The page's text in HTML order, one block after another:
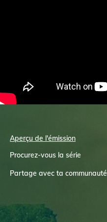
Aperçu de l'émission
Procurez-vous la série
Partage avec ta communauté